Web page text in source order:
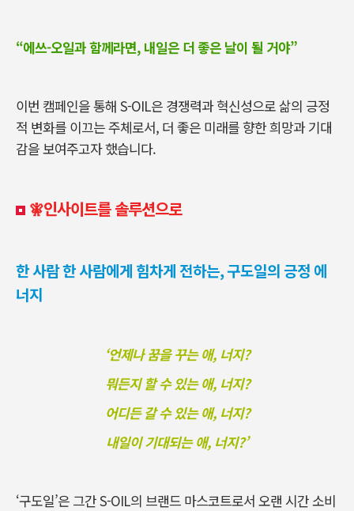
“에쓰-오일과 함께라면, 내일은 더 좋은 날이 될 거야”
이번 캠페인을 통해 S-OIL은 경쟁력과 혁신성으로 삶의 긍정
적 변화를 이끄는 주체로서, 더 좋은 미래를 향한 희망과 기대
감을 보여주고자 했습니다.
🧚‍인사이트를 솔루션으로
한 사람 한 사람에게 힘차게 전하는, 구도일의 긍정 에
너지
‘언제나 꿈을 꾸는 애, 너지?
뭐든지 할 수 있는 애, 너지?
어디든 갈 수 있는 애, 너지?
내일이 기대되는 애, 너지?’
‘구도일’은 그간S-OIL의 브랜드 마스코트로서 오랜 시간 소비